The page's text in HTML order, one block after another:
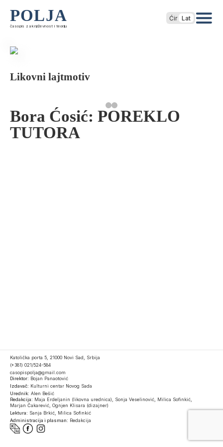
POLJA
časopis za književnost i teoriju
Ćir Lat
Likovni lajtmotiv
Bora Ćosić: POREKLO
TUTORA
Katolička porta 5, 21000 Novi Sad, Srbija
(+381) 021/524-584
casopispolja@gmail.com
Direktor: Bojan Panaotović
Izdavač: Kulturni centar Novog Sada
Urednik: Alen Bešić
Redakcija: Maja Erdeljanin (likovna urednica), Sonja Veselinović, Milica Sofinkić,
Marjan Čakarević, Ognjen Klisara (dizajner)
Lektura: Sanja Brkić, Milica Sofinkić
Administracija i plasman: Redakcija